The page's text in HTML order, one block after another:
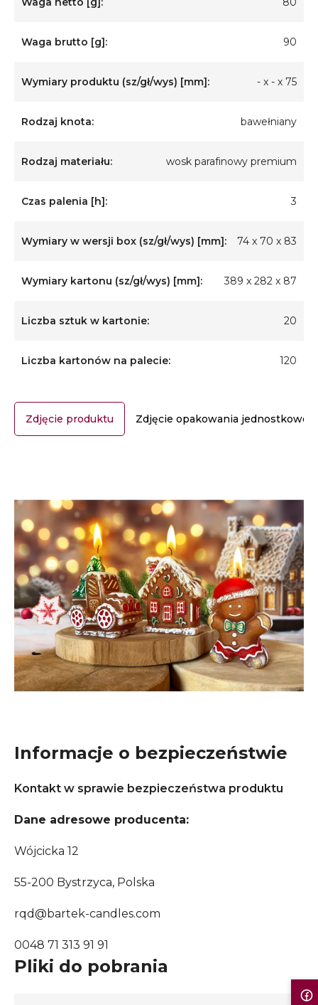
Waga brutto [g]: 90
Wymiary produktu (sz/gł/wys) [mm]: - x - x 75
Rodzaj knota: bawełniany
Rodzaj materiału: wosk parafinowy premium
Czas palenia [h]: 3
Wymiary w wersji box (sz/gł/wys) [mm]: 74 x 70 x 83
Wymiary kartonu (sz/gł/wys) [mm]: 389 x 282 x 87
Liczba sztuk w kartonie: 20
Liczba kartonów na palecie: 120
Zdjęcie produktu Zdjęcie opakowania
Informacje o bezpieczeństwie
Kontakt w sprawie bezpieczeństwa produktu
Dane adresowe producenta:
Wójcicka 12
55-200 Bystrzyca, Polska
rqd@bartek-candles.com
0048 71 313 91 91
Pliki do pobrania